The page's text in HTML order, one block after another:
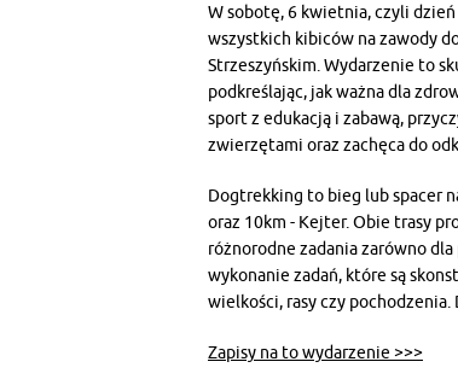
W sobotę, 6 kwietnia, czyli dzień
wszystkich kibiców na zawody
Strzeszyńskim. Wydarzenie to
podkreślając, jak ważna dla
sport z edukacją i zabawą,
zwierzętami oraz zachęca do
Dogtrekking to bieg lub spacer
oraz 10km - Kejter. Obie trasy
różnorodne zadania zarówno
wykonanie zadań, które są
wielkości, rasy czy
Zapisy na to wydarzenie >>>